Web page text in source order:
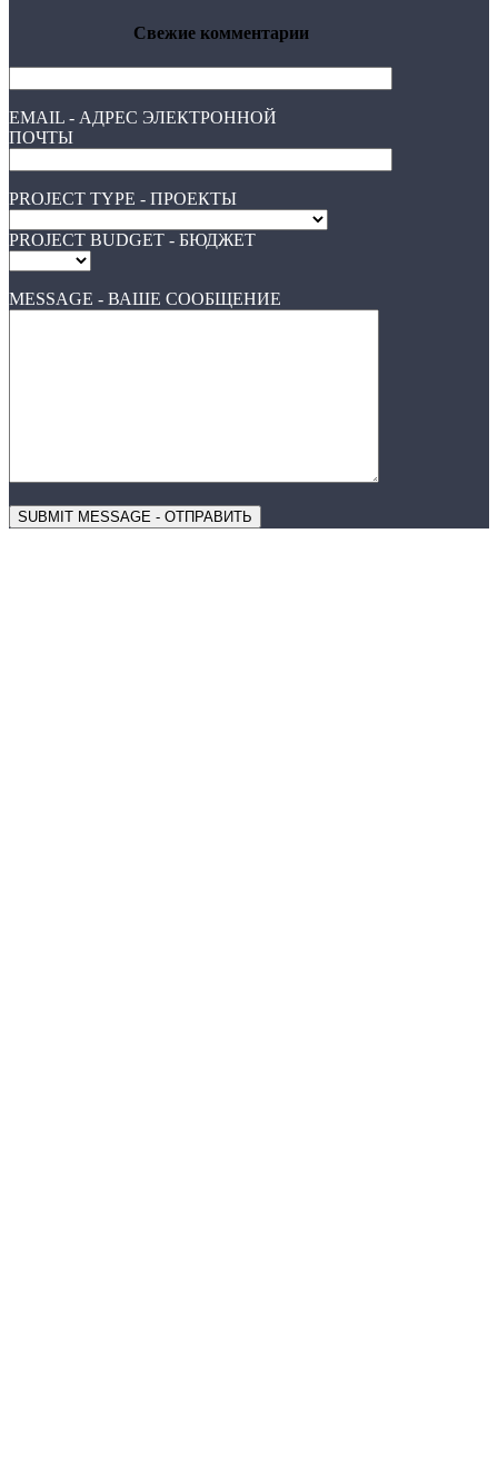
Свежие комментарии
EMAIL - АДРЕС ЭЛЕКТРОННОЙ
ПОЧТЫ
PROJECT TYPE - ПРОЕКТЫ
PROJECT BUDGET - БЮДЖЕТ
MESSAGE - ВАШЕ СООБЩЕНИЕ